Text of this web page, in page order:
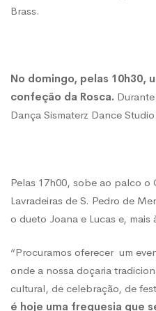
Brass.
No domingo, pelas 10h30,
confeção da Rosca.
Dança Sismaterz Dance Studio.
Pelas 17h00, sobe ao palco
Lavradeiras de S. Pedro de
o dueto Joana e Lucas e,
“Procuramos oferecer um
onde a nossa doçaria
cultural, de celebração, de
é hoje uma freguesia que